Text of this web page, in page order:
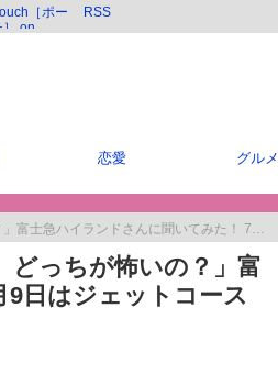
［ポー
］ on
RSS
恋愛 グルメ
んに聞いてみた！ 7月9日はジェットコースターの日
どっちが怖いの？」富
日はジェットコース